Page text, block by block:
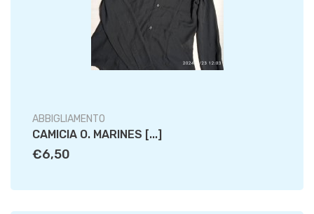
ABBIGLIAMENTO
CAMICIA O. MARINES [...]
€6,50